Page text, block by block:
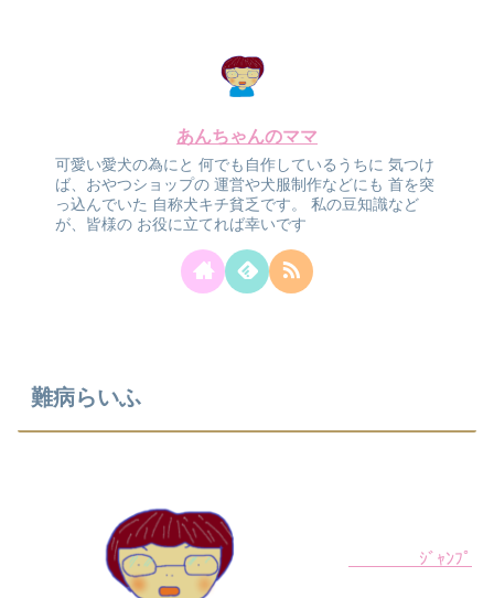
あんちゃんのママ
可愛い愛犬の為にと 何でも自作しているうちに 気つけ
ば、おやつショップの 運営や犬服制作などにも 首を突
っ込んでいた 自称犬キチ貧乏です。
私の豆知識など
が、皆様の お役に立てれば幸いです
難病らいふ
ｼﾞｬﾝﾌﾟ